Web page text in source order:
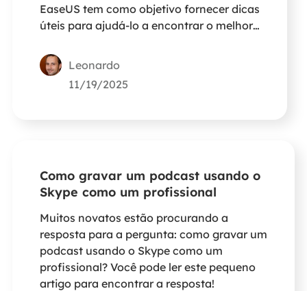
EaseUS tem como objetivo fornecer dicas
úteis para ajudá-lo a encontrar o melhor
de TV.Leonardo
11/19/2025
Como gravar um podcast usando o
Skype como um profissional
Muitos novatos estão procurando a
resposta para a pergunta: como gravar um
podcast usando o Skype como um
profissional? Você pode ler este pequeno
artigo para encontrar a resposta!